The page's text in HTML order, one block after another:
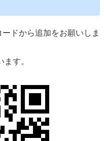
ードから追加をお願いしま
す。